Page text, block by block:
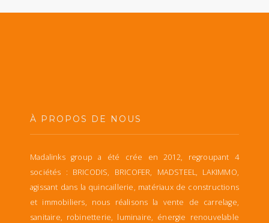
À PROPOS DE NOUS
Madalinks group a été crée en 2012, regroupant 4
sociétés : BRICODIS, BRICOFER, MADSTEEL, LAKIMMO,
agissant dans la quincaillerie, matériaux de constructions
et immobiliers, nous réalisons la vente de carrelage,
sanitaire, robinetterie, luminaire, énergie renouvelable